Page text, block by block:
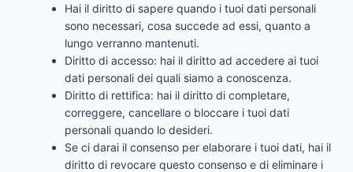
Hai il diritto di sapere quando i tuoi dati personali
sono necessari, cosa succede ad essi, quanto a
lungo verranno mantenuti.
Diritto di accesso: hai il diritto ad accedere ai tuoi
dati personali dei quali siamo a conoscenza.
Diritto di rettifica: hai il diritto di completare,
correggere, cancellare o bloccare i tuoi dati
personali quando lo desideri.
Se ci darai il consenso per elaborare i tuoi dati, hai il
diritto di revocare questo consenso e di eliminare i